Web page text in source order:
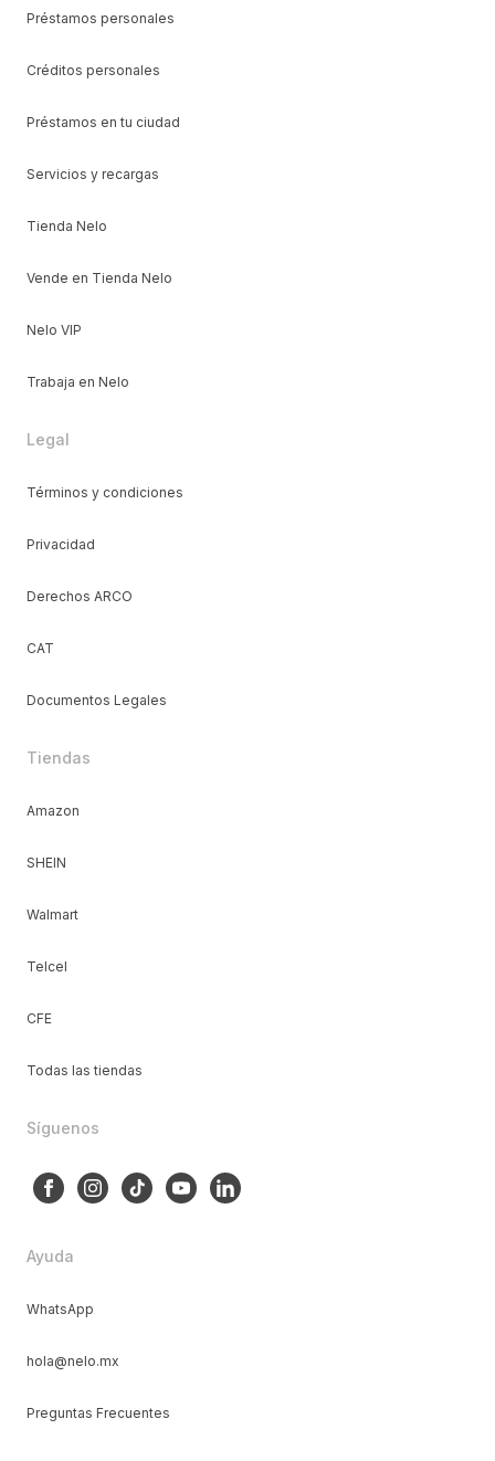
Préstamos personales
Créditos personales
Préstamos en tu ciudad
Servicios y recargas
Tienda Nelo
Vende en Tienda Nelo
Nelo VIP
Trabaja en Nelo
Legal
Términos y condiciones
Privacidad
Derechos ARCO
CAT
Documentos Legales
Tiendas
Amazon
SHEIN
Walmart
Telcel
CFE
Todas las tiendas
Síguenos
Ayuda
WhatsApp
hola@nelo.mx
Preguntas Frecuentes